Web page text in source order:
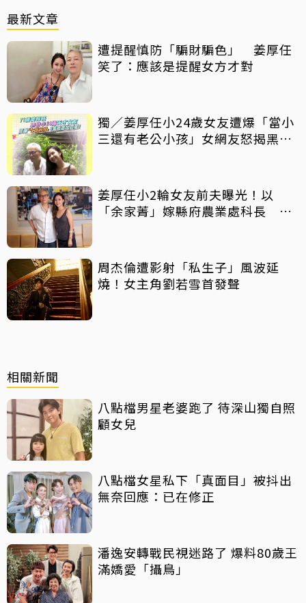
最新文章
遭提醒慎防「騙財騙色」 姜厚任
笑了：應該是提醒女方才對
獨／姜厚任小24歲女友遭爆「當小
三還有老公小孩」女網友怒揭黑歷
姜厚任小2輪女友前夫曝光！以
「余家菁」嫁縣府農業處科長 交
周杰倫遭影射「私生子」風波延
燒！女主角劉若雪首發聲
相關新聞
八點檔男星老婆跑了 待深山獨自照
顧女兒
八點檔女星私下「真面目」被抖出
無奈回應：已在修正
潘逸安轉戰民視迷路了 爆料80歲王
滿嬌愛「攝鳥」